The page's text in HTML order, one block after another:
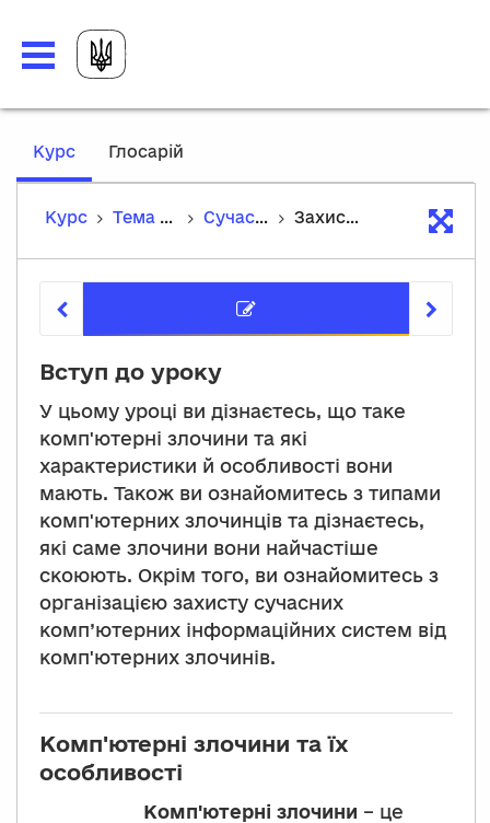
Курс,
Глосарій
Курс Тема 1. Організація безпеки в операційній системі Сучасні методи захисту інформації Захист сучасних інформаційних систем від комп'ютерних злочинів
Вступ до уроку
У цьому уроці ви дізнаєтесь, що таке
комп'ютерні злочини та які
характеристики й особливості вони
мають. Також ви ознайомитесь з типами
комп'ютерних злочинців та дізнаєтесь,
які саме злочини вони найчастіше
скоюють. Окрім того, ви ознайомитесь з
організацією захисту сучасних
комп’ютерних інформаційних систем від
комп'ютерних злочинів.
Комп'ютерні злочини та їх
особливості
Комп'ютерні злочини – це